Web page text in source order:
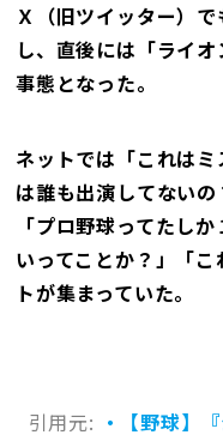
Ｘ（旧ツイッター）
し、直後には「ライ
事態となった。
ネットでは「これは
は誰も出演してない
「プロ野球ってたし
いってことか？」「
トが集まっていた。
引用元: ・【野球】